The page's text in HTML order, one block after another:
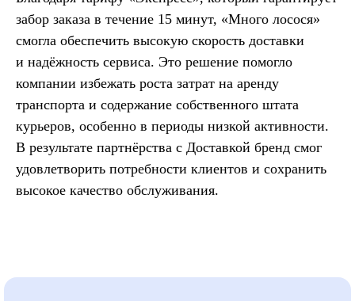
забор заказа в течение 15 минут, «Много лосося»
смогла обеспечить высокую скорость доставки
и надёжность сервиса. Это решение помогло
компании избежать роста затрат на аренду
транспорта и содержание собственного штата
курьеров, особенно в периоды низкой активности.
В результате партнёрства с Доставкой бренд смог
удовлетворить потребности клиентов и сохранить
высокое качество обслуживания.